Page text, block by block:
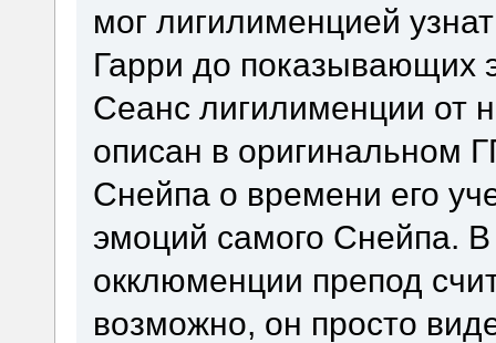
мог лигилименцией
Гарри до показывающих
Сеанс лигилименции от
описан в оригинальном
Снейпа о времени его
эмоций самого Снейпа.
окклюменции препод
возможно, он просто